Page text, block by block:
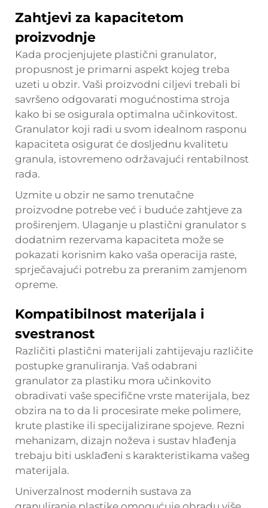
Zahtjevi za kapacitetom
proizvodnje
Kada procjenjujete plastični granulator,
propusnost je primarni aspekt kojeg treba
uzeti u obzir. Vaši proizvodni ciljevi trebali bi
savršeno odgovarati mogućnostima stroja
kako bi se osigurala optimalna učinkovitost.
Granulator koji radi u svom idealnom rasponu
kapaciteta osigurat će dosljednu kvalitetu
granula, istovremeno održavajući rentabilnost
rada.
Uzmite u obzir ne samo trenutačne
proizvodne potrebe već i buduće zahtjeve za
proširenjem. Ulaganje u plastični granulator s
dodatnim rezervama kapaciteta može se
pokazati korisnim kako vaša operacija raste,
sprječavajući potrebu za preranim zamjenom
opreme.
Kompatibilnost materijala i
svestranost
Različiti plastični materijali zahtijevaju različite
postupke granuliranja. Vaš odabrani
granulator za plastiku mora učinkovito
obradivati vaše specifične vrste materijala, bez
obzira na to da li procesirate meke polimere,
krute plastike ili specijalizirane spojeve. Rezni
mehanizam, dizajn noževa i sustav hlađenja
trebaju biti usklađeni s karakteristikama vašeg
materijala.
Univerzalnost modernih sustava za